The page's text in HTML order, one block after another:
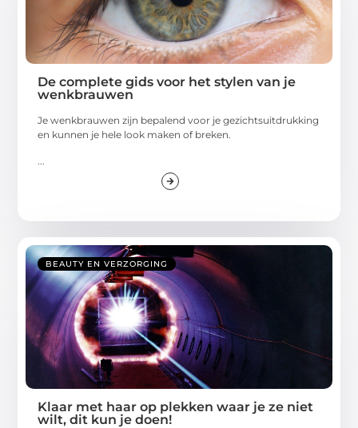
De complete gids voor het stylen van je
wenkbrauwen
Je wenkbrauwen zijn bepalend voor je gezichtsuitdrukking
en kunnen je hele look maken of breken.
BEAUTY EN VERZORGING
Klaar met haar op plekken waar je ze niet
wilt, dit kun je doen!